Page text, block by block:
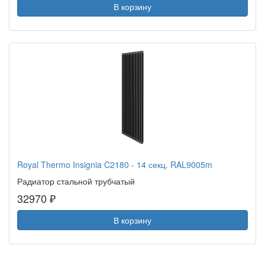
В корзину
Royal Thermo Insignia C2180 - 14 секц. RAL9005m
Радиатор стальной трубчатый
32970 ₽
В корзину